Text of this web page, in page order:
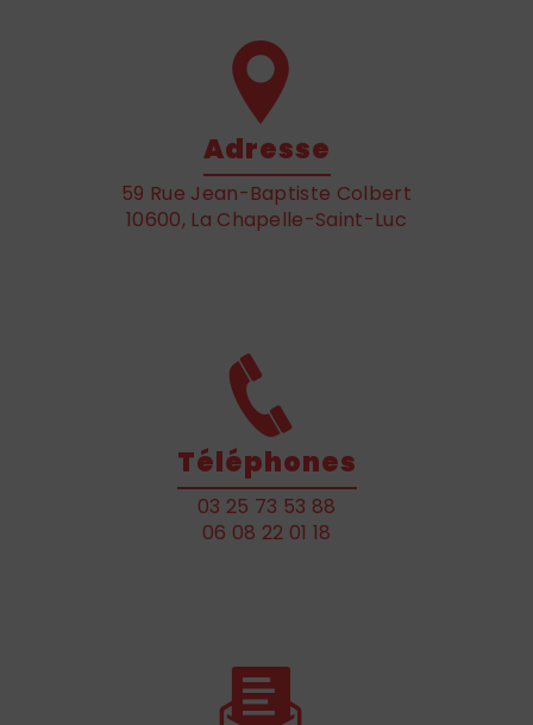
Adresse
59 Rue Jean-Baptiste Colbert
10600, La Chapelle-Saint-Luc
Téléphones
03 25 73 53 88
06 08 22 01 18